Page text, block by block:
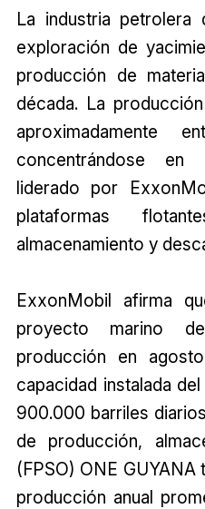
La industria
exploración de
producción de
década. La
aproximadamente
concentrándose
liderado por
plataformas
almacenamiento y
ExxonMobil afirma
proyecto marino
producción en
capacidad instalada
900.000 barriles
de producción,
(FPSO) ONE
producción anual